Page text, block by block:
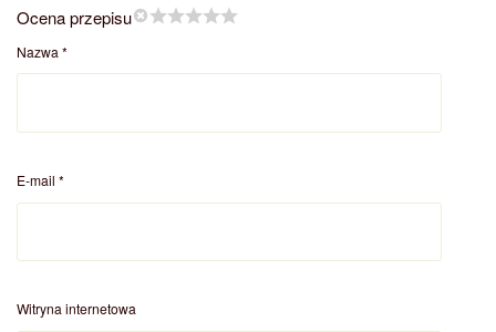
Ocena przepisu
Nazwa *
E-mail *
Witryna internetowa